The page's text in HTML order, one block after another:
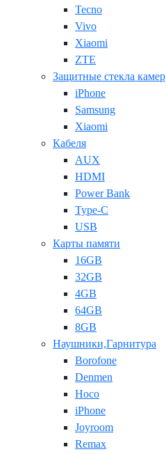
Tecno
Vivo
Xiaomi
ZTE
Защитные стекла камер
iPhone
Samsung
Xiaomi
Кабеля
AUX
HDMI
Power Bank
Type-C
USB
Карты памяти
16GB
32GB
4GB
64GB
8GB
Наушники,Гарнитура
Borofone
Denmen
Hoco
iPhone
Joyroom
Remax